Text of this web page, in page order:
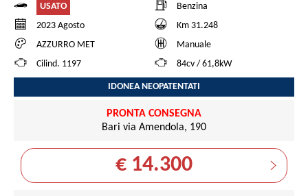
USATO
Benzina
2023 Agosto
Km 31.248
AZZURRO MET
Manuale
Cilind. 1197
84cv / 61,8kW
IDONEA NEOPATENTATI
PRONTA CONSEGNA
Bari via Amendola, 190
€ 14.300